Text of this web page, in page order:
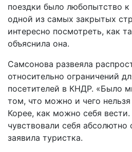
поездки было любопытство
одной из самых закрытых
интересно посмотреть, как
объяснила она.
Самсонова развеяла
относительно ограничений
посетителей в КНДР. «Было
том, что можно и чего
Корее, как можно себя
чувствовали себя
заявила туристка.